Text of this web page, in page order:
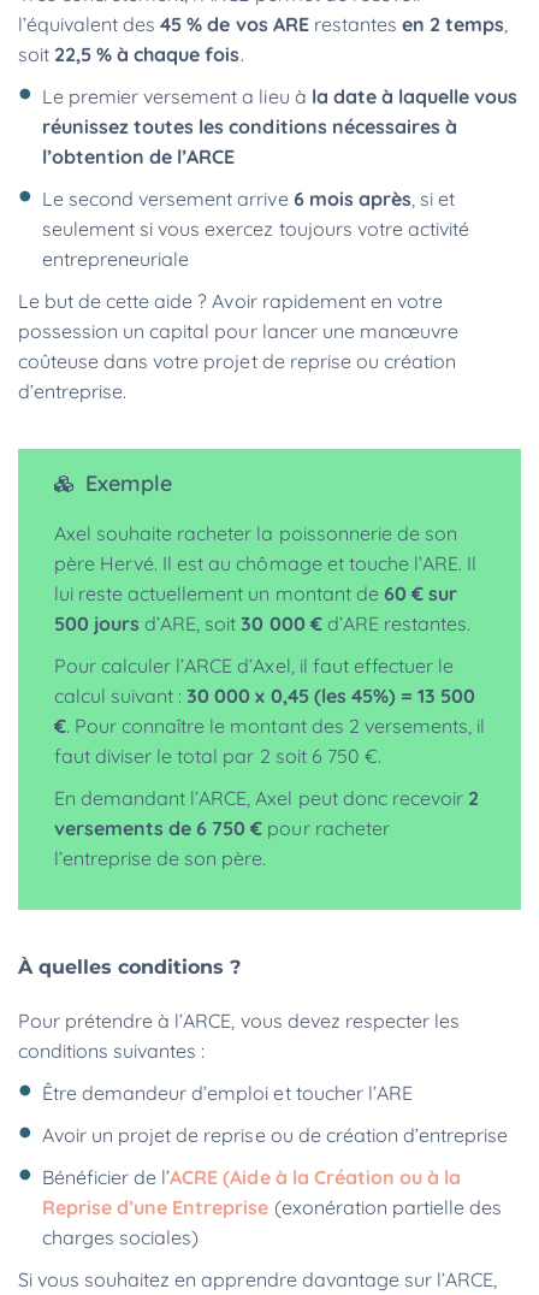
l’équivalent des45 % de vos ARErestantes en 2 temps,
soit 22,5 % à chaque fois.
Le premier versement a lieu à la date à laquelle vous
réunissez toutes les conditions nécessaires à
l’obtention de l’ARCE
Le second versement arrive6 mois après, si et
seulement si vous exercez toujours votre activité
entrepreneuriale
Le but de cette aide ? Avoir rapidement en votre
possession un capital pour lancer une manœuvre
coûteuse dans votre projet de reprise ou création
d’entreprise.
Exemple
Axel souhaite racheter la poissonnerie de son
père Hervé. Il est au chômage et touche l’ARE. Il
lui reste actuellement un montant de 60 € sur
500 jours d’ARE, soit30 000 €d’ARE restantes.
Pour calculer l’ARCE d’Axel, il faut effectuer le
calcul suivant :30 000 x 0,45 (les 45%) = 13 500
€. Pour connaître le montant des 2 versements, il
faut diviser le total par 2 soit 6 750 €.
En demandant l’ARCE, Axel peut donc recevoir 2
versements de 6 750 € pour racheter
l’entreprise de son père.
À quelles conditions ?
Pour prétendre à l’ARCE, vous devez respecter les
conditions suivantes :
Être demandeur d’emploi et toucher l’ARE
Avoir un projet de reprise ou de création d’entreprise
Bénéficier de l’ACRE (Aide à la Création ou à la
Reprise d’une Entreprise (exonération partielle des
charges sociales)
Si vous souhaitez en apprendre davantage sur l’ARCE,